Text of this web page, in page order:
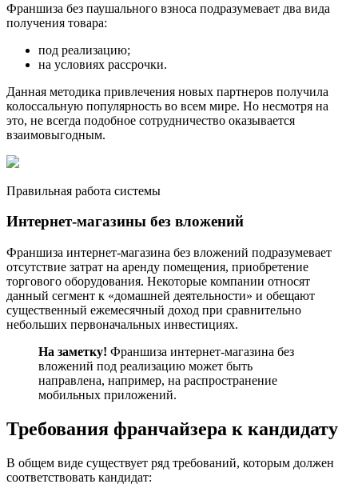
Франшиза без паушального взноса подразумевает два вида
получения товара:
под реализацию;
на условиях рассрочки.
Данная методика привлечения новых партнеров получила
колоссальную популярность во всем мире. Но несмотря на
это, не всегда подобное сотрудничество оказывается
взаимовыгодным.
Правильная работа системы
Интернет-магазины без вложений
Франшиза интернет-магазина без вложений подразумевает
отсутствие затрат на аренду помещения, приобретение
торгового оборудования. Некоторые компании относят
данный сегмент к «домашней деятельности» и обещают
существенный ежемесячный доход при сравнительно
небольших первоначальных инвестициях.
На заметку! Франшиза интернет-магазина без
вложений под реализацию может быть
направлена, например, на распространение
мобильных приложений.
Требования франчайзера к кандидату
В общем виде существует ряд требований, которым должен
соответствовать кандидат: